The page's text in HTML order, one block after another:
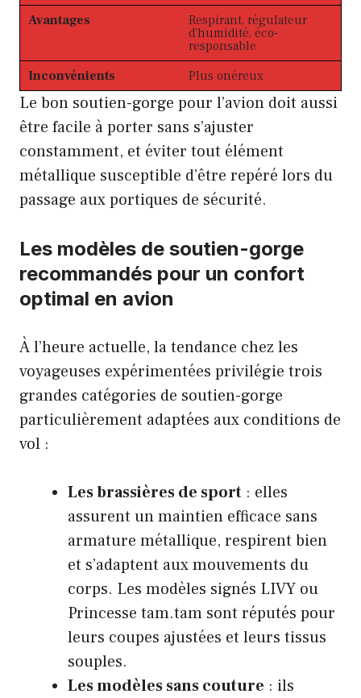
Avantages
Respirant, régulateur
d’humidité, éco-
responsable
Inconvénients
Plus onéreux
Le bon soutien-gorge pour l’avion doit aussi
être facile à porter sans s’ajuster
constamment, et éviter tout élément
métallique susceptible d’être repéré lors du
passage aux portiques de sécurité.
Les modèles de soutien-gorge
recommandés pour un confort
optimal en avion
À l’heure actuelle, la tendance chez les
voyageuses expérimentées privilégie trois
grandes catégories de soutien-gorge
particulièrement adaptées aux conditions de
vol :
Les brassières de sport : elles
assurent un maintien efficace sans
armature métallique, respirent bien
et s’adaptent aux mouvements du
corps. Les modèles signés LIVY ou
Princesse tam.tam sont réputés pour
leurs coupes ajustées et leurs tissus
souples.
Les modèles sans couture : ils